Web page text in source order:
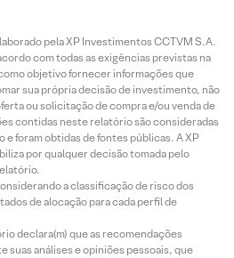
pela XP Investimentos CCTVM S.A.
com todas as exigências previstas na
objetivo fornecer informações que
sua própria decisão de investimento, não
ou solicitação de compra e/ou venda de
contidas neste relatório são consideradas
e foram obtidas de fontes públicas. A XP
por qualquer decisão tomada pelo
a classificação de risco dos
de alocação para cada perfil de
declara(m) que as recomendações
suas análises e opiniões pessoais, que